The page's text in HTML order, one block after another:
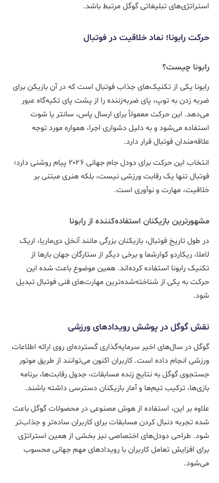
استراتژی‌های تبلیغاتی گوگل مرتبط باشد.
حرکت رابونا؛ نماد خلاقیت در فوتبال
رابونا چیست؟
رابونا یکی از تکنیک‌های جذاب فوتبال است که در آن بازیکن برای
ضربه زدن به توپ، پای ضربه‌زننده را از پشت پای تکیه‌گاه عبور
می‌دهد. این حرکت معمولاً برای ارسال پاس، سانتر یا شوت
استفاده می‌شود و به دلیل دشواری اجرا، همواره مورد توجه
علاقه‌مندان فوتبال قرار دارد.
انتخاب این حرکت برای دودل جام جهانی ۲۰۲۶ پیام روشنی دارد؛
فوتبال تنها یک رقابت ورزشی نیست، بلکه هنری مبتنی بر
خلاقیت، مهارت و نوآوری است.
مشهورترین بازیکنان استفاده‌کننده از رابونا
در طول تاریخ فوتبال، بازیکنان بزرگی مانند آنخل دی‌ماریا، اریک
لاملا، ریکاردو کوارشما و برخی دیگر از ستارگان جهان بارها از
تکنیک رابونا استفاده کرده‌اند. همین موضوع باعث شده این
حرکت به یکی از شناخته‌شده‌ترین مهارت‌های فنی فوتبال تبدیل
شود.
نقش گوگل در پوشش رویدادهای ورزشی
گوگل در سال‌های اخیر سرمایه‌گذاری گسترده‌ای روی ارائه اطلاعات
ورزشی انجام داده است. کاربران اکنون می‌توانند از طریق موتور
جستجوی گوگل به نتایج زنده مسابقات، جدول رقابت‌ها، برنامه
بازی‌ها، ترکیب تیم‌ها و آمار بازیکنان دسترسی داشته باشند.
علاوه بر این، استفاده از هوش مصنوعی در محصولات گوگل باعث
شده تجربه دنبال کردن مسابقات برای کاربران ساده‌تر و جذاب‌تر
شود. طراحی دودل‌های اختصاصی نیز بخشی از همین استراتژی
برای افزایش تعامل کاربران با رویدادهای مهم جهانی محسوب
می‌شود.